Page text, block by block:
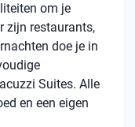
om je
zijn restaurants,
doe je in
Suites. Alle
en een eigen